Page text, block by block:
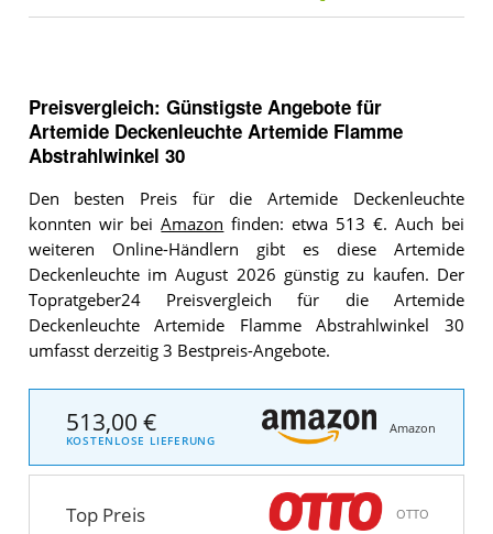
Preisvergleich: Günstigste Angebote für
Artemide Deckenleuchte Artemide Flamme
Abstrahlwinkel 30
Den besten Preis für die Artemide Deckenleuchte
konnten wir beiAmazon finden: etwa 513 €. Auch bei
weiteren Online-Händlern gibt es diese Artemide
Deckenleuchte im August 2026 günstig zu kaufen. Der
Topratgeber24 Preisvergleich für die Artemide
Deckenleuchte Artemide Flamme Abstrahlwinkel 30
umfasst derzeitig 3 Bestpreis-Angebote.
513,00 €
KOSTENLOSE LIEFERUNG
Amazon
Top Preis OTTO